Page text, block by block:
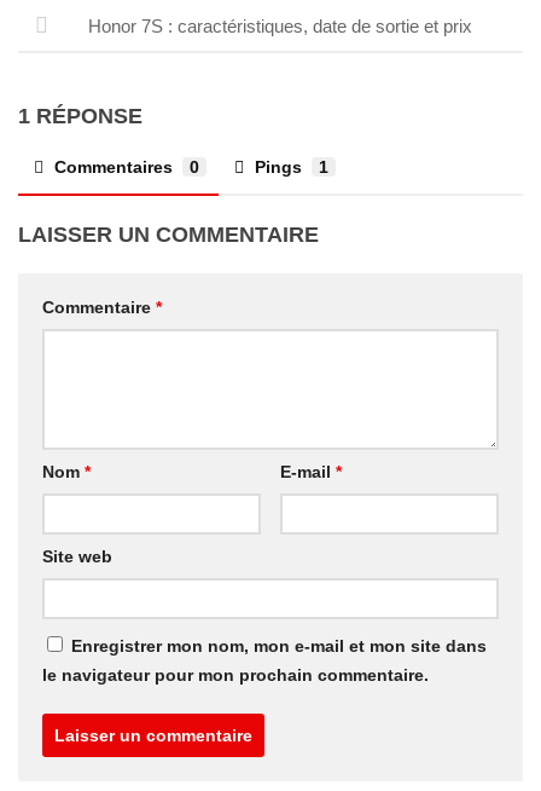
Honor 7S : caractéristiques, date de sortie et prix
1 RÉPONSE
Commentaires 0 Pings 1
LAISSER UN COMMENTAIRE
Commentaire *
Nom * E-mail *
Site web
Enregistrer mon nom, mon e-mail et mon site dans
le navigateur pour mon prochain commentaire.